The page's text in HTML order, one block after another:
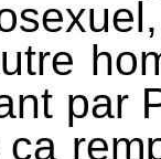
par